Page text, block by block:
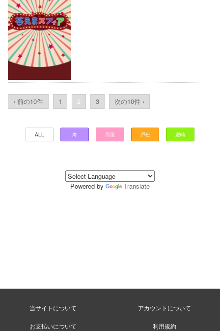
‹ 前の10件 1 2 3 次の10件 ›
ALL 寿 高垣 戸松 豊崎
Powered by Translate
当サイトについて アカウントについて
お支払いについて 利用規約